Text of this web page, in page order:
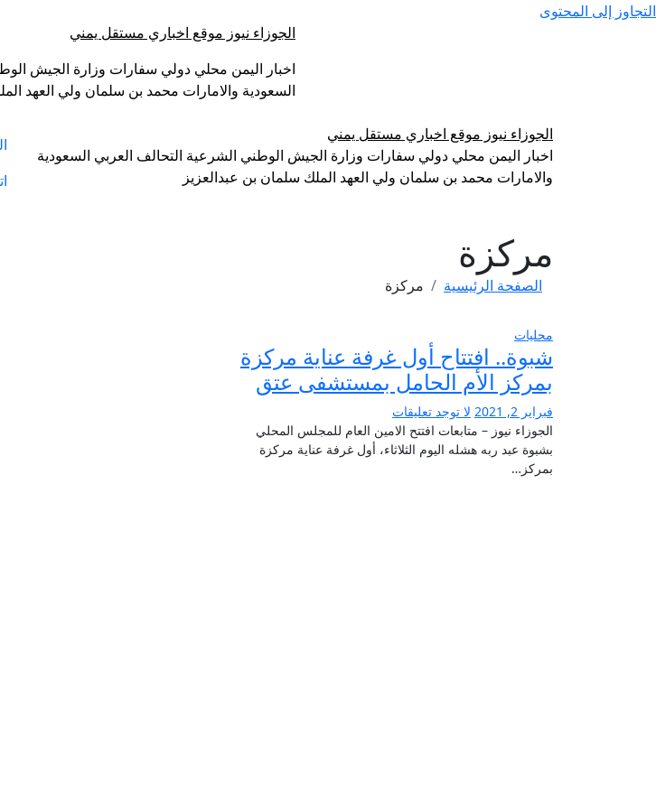
التجاوز إلى المحتوى
الجوزاء نيوز موقع اخباري مستقل يمني
اخبار اليمن محلي دولي سفارات وزارة الجيش
السعودية والامارات محمد بن سلمان ولي العهد
الجوزاء نيوز موقع اخباري مستقل يمني
اخبار اليمن محلي دولي سفارات وزارة الجيش الوطني الشرعية التحالف العربي السعودية
والامارات محمد بن سلمان ولي العهد الملك سلمان بن عبدالعزيز
مركزة
الصفحة الرئيسية مركزة
محليات
شبوة.. افتتاح أول غرفة عناية مركزة
بمركز الأم الحامل بمستشفى عتق
فبراير 2, 2021
لا توجد تعليقات
الجوزاء نيوز – متابعات افتتح الامين العام للمجلس المحلي
بشبوة عبد ربه هشله اليوم الثلاثاء، أول غرفة عناية مركزة
بمركز…